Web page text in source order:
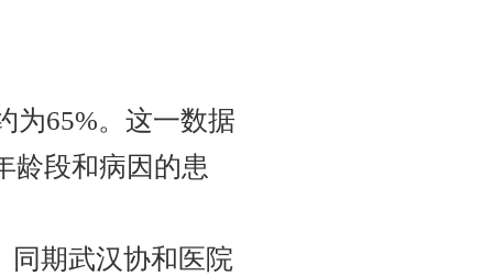
为65%。这一数据
龄段和病因的患
同期武汉协和医院